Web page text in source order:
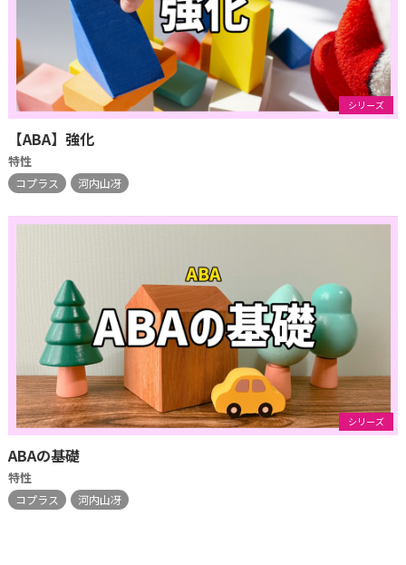
シリーズ
【ABA】強化
特性
コプラス 河内山冴
シリーズ
ABAの基礎
特性
コプラス 河内山冴